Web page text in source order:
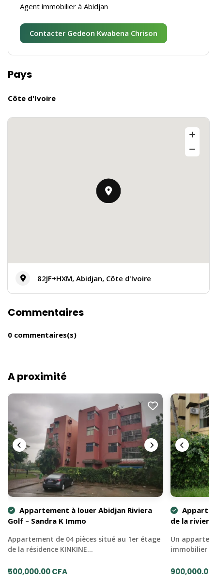
Agent immobilier à Abidjan
Contacter Gedeon Kwabena Chrison
Pays
Côte d'Ivoire
82JF+HXM, Abidjan, Côte d'Ivoire
Commentaires
0 commentaires(s)
A proximité
Appartement à louer Abidjan Riviera
Golf – Sandra K Immo
Appartement de 04 pièces situé au 1er étage
de la résidence KINKINE…
500,000.00 CFA
de la riviera
Un
immobilier
900,000.00